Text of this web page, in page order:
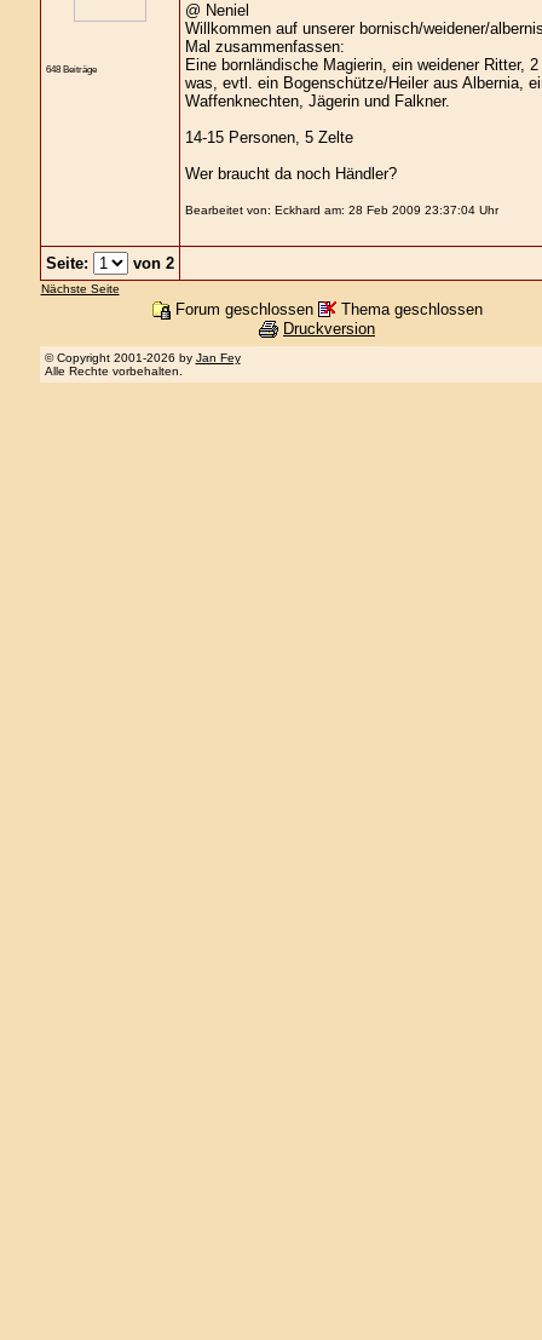
648 Beiträge
@ Neniel
Willkommen auf unserer bornisch/weidener/
Mal zusammenfassen:
Eine bornländische Magierin, ein weidener Ritter,
was, evtl. ein Bogenschütze/Heiler aus Albernia,
Waffenknechten, Jägerin und Falkner.
14-15 Personen, 5 Zelte
Wer braucht da noch Händler?
Bearbeitet von: Eckhard am: 28 Feb 2009 23:37:04 Uhr
Seite: von 2
Nächste Seite
Forum geschlossen
Thema geschlossen
Druckversion
© Copyright 2001-2026 by Jan Fey
Alle Rechte vorbehalten.